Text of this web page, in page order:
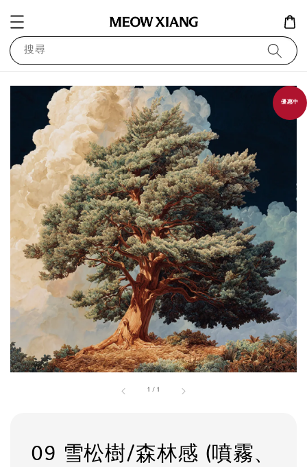
搜尋
1 /1
優惠中
09 雪松樹/森林感 (噴霧、